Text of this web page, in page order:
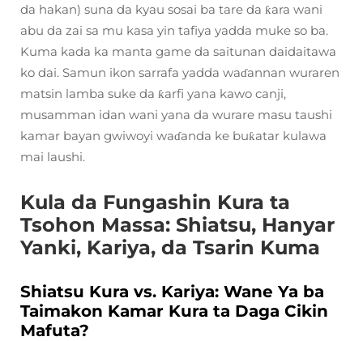
da hakan) suna da kyau sosai ba tare da ƙara wani
abu da zai sa mu kasa yin tafiya yadda muke so ba.
Kuma kada ka manta game da saitunan daidaitawa
ko dai. Samun ikon sarrafa yadda waɗannan wuraren
matsin lamba suke da ƙarfi yana kawo canji,
musamman idan wani yana da wurare masu taushi
kamar bayan gwiwoyi waɗanda ke buƙatar kulawa
mai laushi.
Kula da Fungashin Kura ta
Tsohon Massa: Shiatsu, Hanyar
Yanki, Kariya, da Tsarin Kuma
Shiatsu Kura vs. Kariya: Wane Ya ba
Taimakon Kamar Kura ta Daga Cikin
Mafuta?